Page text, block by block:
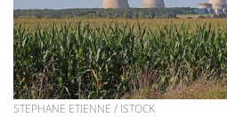
STEPHANE ETIENNE / ISTOCK